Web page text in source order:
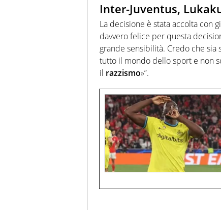
Inter-Juventus,
La decisione è stata accolta con
davvero felice per questa
grande sensibilità. Credo che sia
tutto il mondo dello sport e non
il razzismo»”.